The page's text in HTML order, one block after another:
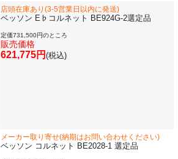
店頭在庫あり(3-5営業日以内に発送)
ベッソン E♭コルネット BE924G-2選定品
定価731,500円のところ
販売価格
621,775円 (税込)
メーカー取り寄せ(納期はお問い合わせください)
ベッソン コルネット BE2028-1 選定品